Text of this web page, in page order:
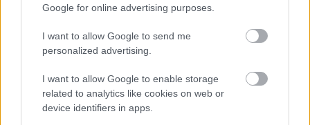
Google for online advertising purposes.
I want to allow Google to send me
personalized advertising.
I want to allow Google to enable storage
related to analytics like cookies on web or
device identifiers in apps.
Ακολουθήστε τοinsider.gr στο Google News